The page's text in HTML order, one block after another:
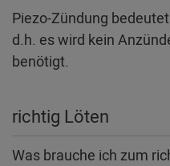
Piezo-Zündung
d.h. es wird kein
benötigt.
richtig Löten
Was brauche ich zum